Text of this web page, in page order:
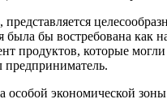
представляется
была бы востребована как
продуктов, которые
особой экономической